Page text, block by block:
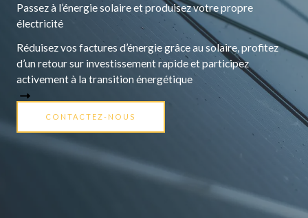
Passez à l’énergie solaire et produisez votre propre
électricité
Réduisez vos factures d’énergie grâce au solaire, profitez
d’un retour sur investissement rapide et participez
activement à la transition énergétique
CONTACTEZ-NOUS